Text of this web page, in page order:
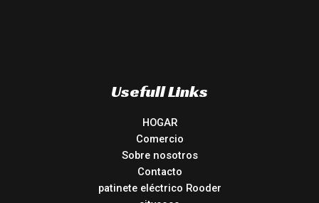
Usefull Links
HOGAR
Comercio
Sobre nosotros
Contacto
patinete eléctrico Rooder